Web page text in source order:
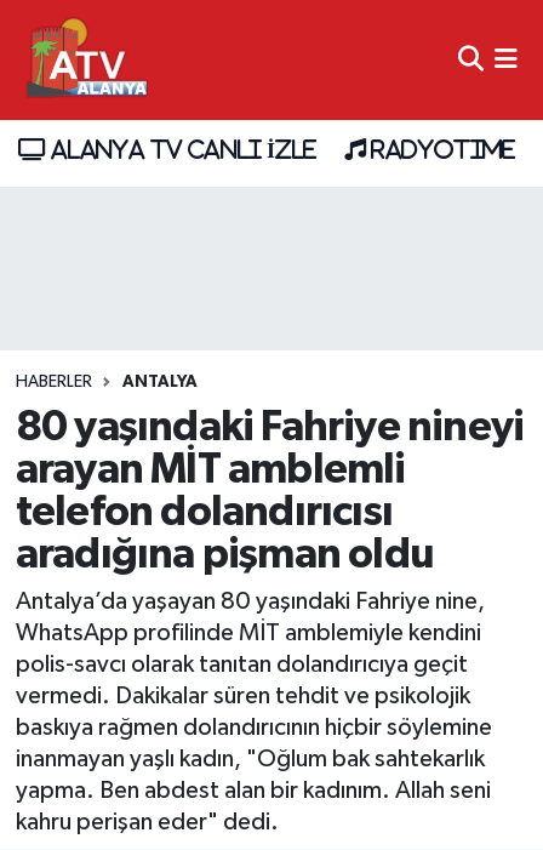
ALANYA TV CANLI İZLE RADYOTIME
HABERLER ANTALYA
80 yaşındaki Fahriye nineyi
arayan MİT amblemli
telefon dolandırıcısı
aradığına pişman oldu
Antalya’da yaşayan 80 yaşındaki Fahriye nine,
WhatsApp profilinde MİT amblemiyle kendini
polis-savcı olarak tanıtan dolandırıcıya geçit
vermedi. Dakikalar süren tehdit ve psikolojik
baskıya rağmen dolandırıcının hiçbir söylemine
inanmayan yaşlı kadın, "Oğlum bak sahtekarlık
yapma. Ben abdest alan bir kadınım. Allah seni
kahru perişan eder" dedi.